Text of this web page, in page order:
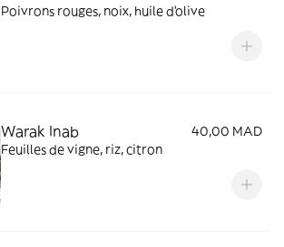
Poivrons rouges, noix, huile d'olive
Warak Inab
40,00 MAD
Feuilles de vigne, riz, citron